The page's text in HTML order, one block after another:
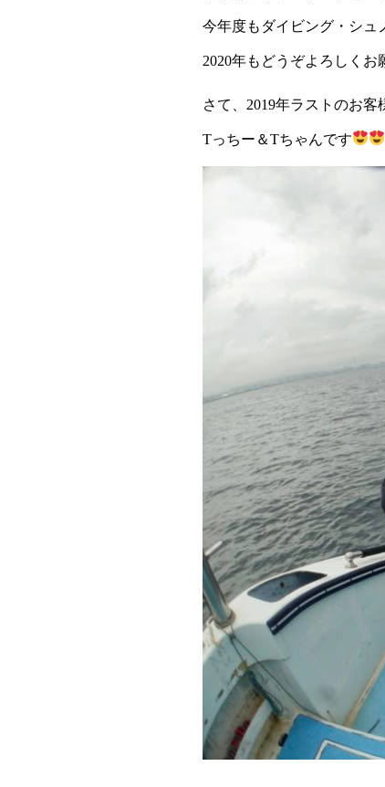
今年度もダイビング・シュ
2020年もどうぞよろしくお
さて、2019年ラストのお
Tっちー＆Tちゃんです